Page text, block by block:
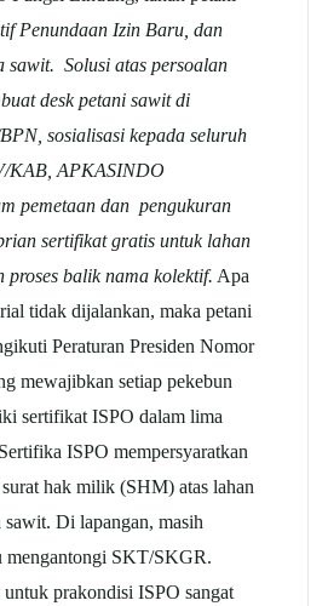
Penundaan Izin Baru, dan
sawit. Solusi atas persoalan
desk petani sawit di
sosialisasi kepada seluruh
KAB, APKASINDO
pemetaan dan pengukuran
sertifikat gratis untuk lahan
proses balik nama kolektif. Apa
tidak dijalankan, maka petani
Peraturan Presiden Nomor
mewajibkan setiap pekebun
sertifikat ISPO dalam lima
ISPO mempersyaratkan
hak milik (SHM) atas lahan
sawit. Di lapangan, masih
mengantongi SKT/SKGR.
prakondisi ISPO sangat